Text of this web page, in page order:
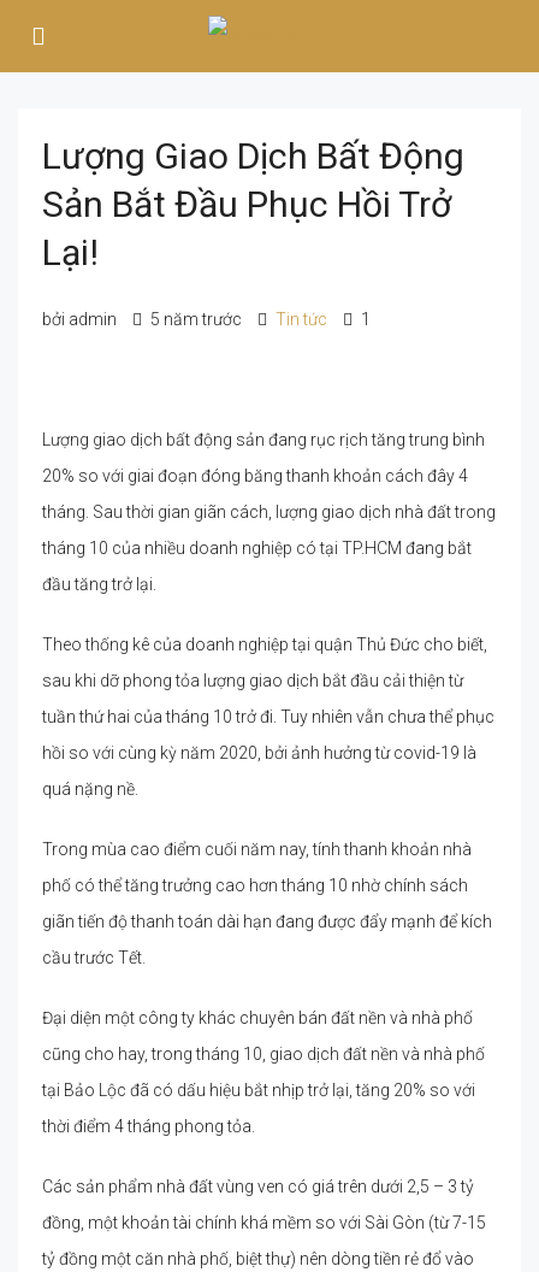
Lượng Giao Dịch Bất Động
Sản Bắt Đầu Phục Hồi Trở
Lại!
bởi admin 5 năm trước Tin tức 1
Lượng giao dịch bất động sản đang rục rịch tăng trung bình
20% so với giai đoạn đóng băng thanh khoản cách đây 4
tháng. Sau thời gian giãn cách, lượng giao dịch nhà đất trong
tháng 10 của nhiều doanh nghiệp có tại TP.HCM đang bắt
đầu tăng trở lại.
Theo thống kê của doanh nghiệp tại quận Thủ Đức cho biết,
sau khi dỡ phong tỏa lượng giao dịch bắt đầu cải thiện từ
tuần thứ hai của tháng 10 trở đi. Tuy nhiên vẫn chưa thể phục
hồi so với cùng kỳ năm 2020, bởi ảnh hưởng từ covid-19 là
quá nặng nề.
Trong mùa cao điểm cuối năm nay, tính thanh khoản nhà
phố có thể tăng trưởng cao hơn tháng 10 nhờ chính sách
giãn tiến độ thanh toán dài hạn đang được đẩy mạnh để kích
cầu trước Tết.
Đại diện một công ty khác chuyên bán đất nền và nhà phố
cũng cho hay, trong tháng 10, giao dịch đất nền và nhà phố
tại Bảo Lộc đã có dấu hiệu bắt nhịp trở lại, tăng 20% so với
thời điểm 4 tháng phong tỏa.
Các sản phẩm nhà đất vùng ven có giá trên dưới 2,5 – 3 tỷ
đồng, một khoản tài chính khá mềm so với Sài Gòn (từ 7-15
tỷ đồng một căn nhà phố, biệt thự) nên dòng tiền rẻ đổ vào